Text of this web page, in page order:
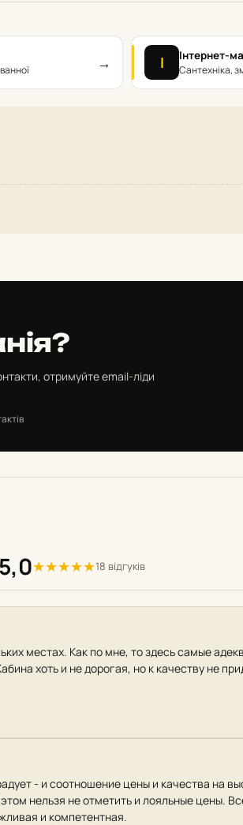
→ І Інтернет-
Сантехніка,
отримуйте email-ліди
5,0★★★★★18 відгуків
местах. Как по мне, то здесь самые
хоть и не дорогая, но к качеству не
- и соотношение цены и качества на
нельзя не отметить и лояльные цены.
и компетентная.